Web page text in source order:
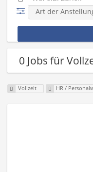
Art der
0 Jobs für
Vollzeit HR /